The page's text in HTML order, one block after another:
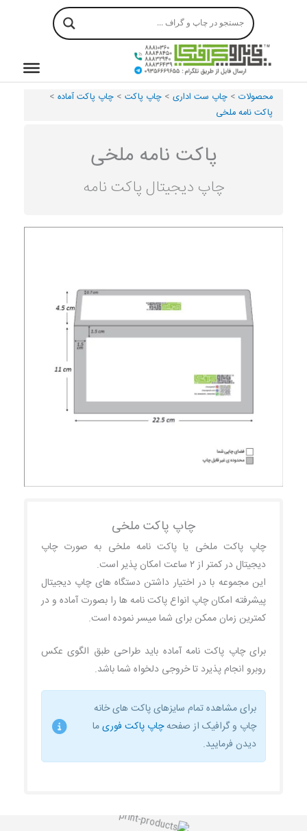
محصولات > چاپ ست اداری > چاپ پاکت > چاپ پاکت آماده >
پاکت نامه ملخی
پاکت نامه ملخی
چاپ دیجیتال پاکت نامه
چاپ پاکت ملخی
چاپ پاکت ملخی یا پاکت نامه ملخی به صورت چاپ
دیجیتال در کمتر از ۲ ساعت امکان پذیر است.
این مجموعه با در اختیار داشتن دستگاه های چاپ دیجیتال
پیشرفته امکان چاپ انواع پاکت نامه ها را بصورت آماده و در
کمترین زمان ممکن برای شما میسر نموده است.
برای چاپ پاکت نامه آماده باید طراحی طبق الگوی عکس
روبرو انجام پذیرد تا خروجی دلخواه شما باشد.
برای مشاهده تمام سایزهای پاکت های خانه
چاپ و گرافیک از صفحهچاپ پاکت فوریما
دیدن فرمایید.